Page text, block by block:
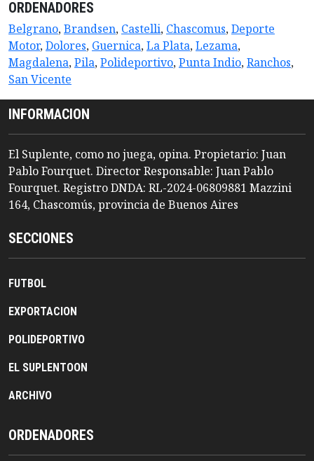
ORDENADORES
Belgrano,Brandsen, Castelli, Chascomus,Deporte
Motor,Dolores, Guernica,La Plata,Lezama,
Magdalena,Pila,Polideportivo,Punta Indio,Ranchos,
San Vicente
INFORMACION
El Suplente, como no juega, opina. Propietario: Juan
Pablo Fourquet. Director Responsable: Juan Pablo
Fourquet. Registro DNDA: RL-2024-06809881 Mazzini
164, Chascomús, provincia de Buenos Aires
SECCIONES
FUTBOL
EXPORTACION
POLIDEPORTIVO
EL SUPLENTOON
ARCHIVO
ORDENADORES